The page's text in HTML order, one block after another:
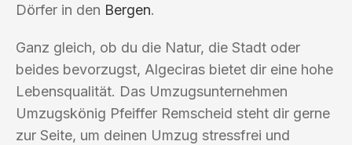
Dörfer in den Bergen.
Ganz gleich, ob du die Natur, die Stadt oder
beides bevorzugst, Algeciras bietet dir eine hohe
Lebensqualität. Das Umzugsunternehmen
Umzugskönig Pfeiffer Remscheid steht dir gerne
zur Seite, um deinen Umzug stressfrei und